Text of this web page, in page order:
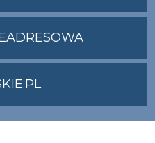
ADRES